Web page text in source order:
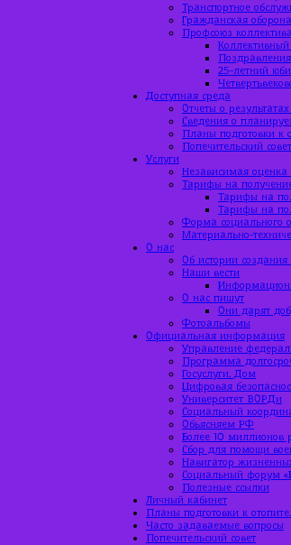
Транспортное
Гражданская оборона
Профсоюз
25-летний
Доступная среда
Отчеты о
Сведения о
Планы подготовки к
Попечительский
Услуги
Независимая оценка
Тарифы на
Тарифы на
Тарифы на
Форма социального
Материально-
О нас
Об истории
Наши вести
О нас пишут
Они дарят
Фотоальбомы
Официальная информация
Управление
Программа
Госуслуги. Дом
Цифровая
Университет ВОРДи
Социальный
Объясняем РФ
Более 10 миллионов
Сбор для помощи
Навигатор
Социальный форум
Полезные ссылки
Личный кабинет
Планы подготовки к
Часто задаваемые вопросы
Попечительский совет